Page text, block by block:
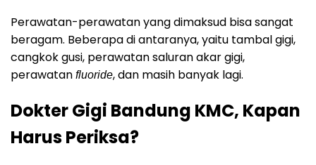
Perawatan-perawatan yang dimaksud bisa sangat
beragam. Beberapa di antaranya, yaitu tambal gigi,
cangkok gusi, perawatan saluran akar gigi,
perawatan fluoride, dan masih banyak lagi.
Dokter Gigi Bandung KMC, Kapan
Harus Periksa?